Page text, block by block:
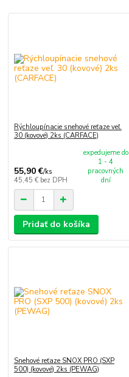
Rýchloupínacie snehové reťaze veľ.
30 (kovové) 2ks (CARFACE)
55,90 €/ks
45,45 € bez DPH
expedujeme do
1 - 4
pracovných
dní
Pridať do košíka
Snehové reťaze SNOX PRO (SXP
500) (kovové) 2ks (PEWAG)